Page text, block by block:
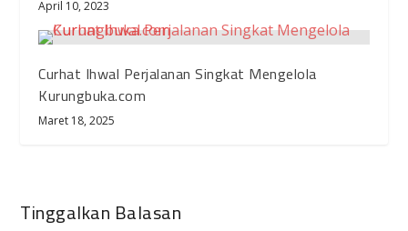
April 10, 2023
Curhat Ihwal Perjalanan Singkat Mengelola
Kurungbuka.com
Maret 18, 2025
Tinggalkan Balasan